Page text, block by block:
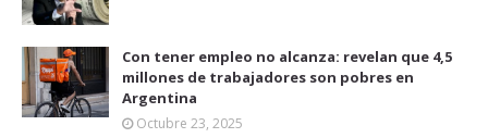
Con tener empleo no alcanza: revelan que 4,5
millones de trabajadores son pobres en
Argentina
Octubre 23, 2025